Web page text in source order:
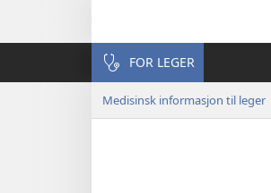
FOR LEGER
Medisinsk informasjon til leger